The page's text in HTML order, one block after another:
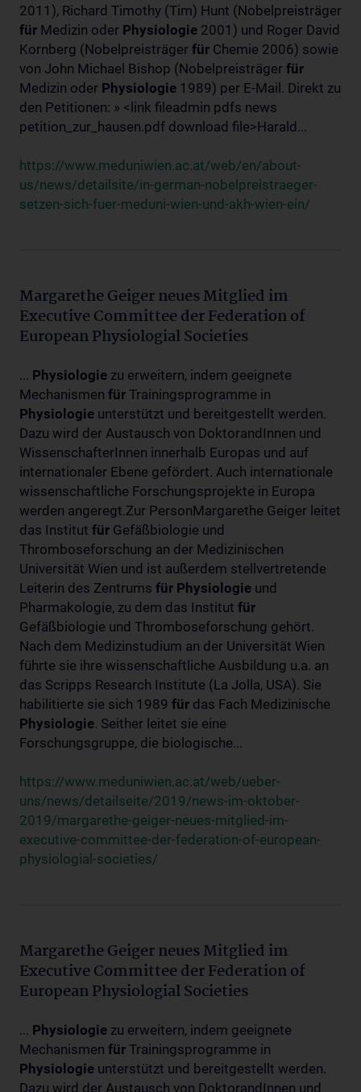
2011), Richard Timothy (Tim) Hunt (Nobelpreisträger
für Medizin oder Physiologie 2001) und Roger David
Kornberg (Nobelpreisträger für Chemie 2006) sowie
von John Michael Bishop (Nobelpreisträger für
Medizin oder Physiologie 1989) per E-Mail. Direkt zu
den Petitionen: » <link fileadmin pdfs news
petition_zur_hausen.pdf download file>Harald...
https://www.meduniwien.ac.at/web/en/about-
us/news/detailsite/in-german-nobelpreistraeger-
setzen-sich-fuer-meduni-wien-und-akh-wien-ein/
Margarethe Geiger neues Mitglied im
Executive Committee der Federation of
European Physiologial Societies
... Physiologie zu erweitern, indem geeignete
Mechanismen für Trainingsprogramme in
Physiologie unterstützt und bereitgestellt werden.
Dazu wird der Austausch von DoktorandInnen und
WissenschafterInnen innerhalb Europas und auf
internationaler Ebene gefördert. Auch internationale
wissenschaftliche Forschungsprojekte in Europa
werden angeregt.Zur PersonMargarethe Geiger leitet
das Institut für Gefäßbiologie und
Thromboseforschung an der Medizinischen
Universität Wien und ist außerdem stellvertretende
Leiterin des Zentrums für Physiologie und
Pharmakologie, zu dem das Institut für
Gefäßbiologie und Thromboseforschung gehört.
Nach dem Medizinstudium an der Universität Wien
führte sie ihre wissenschaftliche Ausbildung u.a. an
das Scripps Research Institute (La Jolla, USA). Sie
habilitierte sie sich 1989 für das Fach Medizinische
Physiologie. Seither leitet sie eine
Forschungsgruppe, die biologische...
https://www.meduniwien.ac.at/web/ueber-
uns/news/detailseite/2019/news-im-oktober-
2019/margarethe-geiger-neues-mitglied-im-
executive-committee-der-federation-of-european-
physiologial-societies/
Margarethe Geiger neues Mitglied im
Executive Committee der Federation of
European Physiologial Societies
... Physiologie zu erweitern, indem geeignete
Mechanismen für Trainingsprogramme in
Physiologie unterstützt und bereitgestellt werden.
Dazu wird der Austausch von DoktorandInnen und